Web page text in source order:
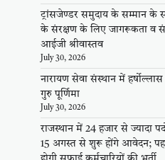
ट्रांसजेण्डर समुदाय के सम्मान के
के संरक्षण के लिए जागरूकता व
आईजी श्रीवास्तव
July 30, 2026
नारायण सेवा संस्थान में
गुरु पूर्णिमा
July 30, 2026
राजस्थान में 24 हजार से ज्यादा
15 अगस्त से शुरू होंगे आवेदन;